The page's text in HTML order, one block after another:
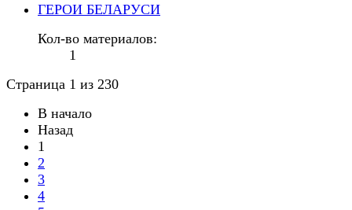
ГЕРОИ БЕЛАРУСИ
Кол-во материалов:
1
Страница 1 из 230
В начало
Назад
1
2
3
4